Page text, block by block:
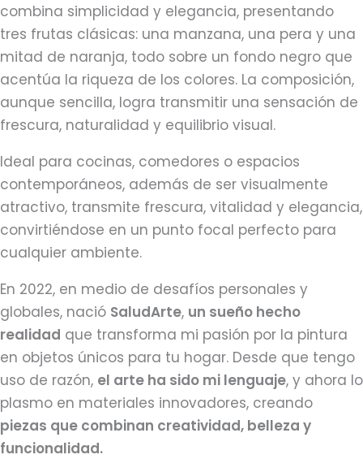
combina simplicidad y elegancia, presentando
tres frutas clásicas: una manzana, una pera y una
mitad de naranja, todo sobre un fondo negro que
acentúa la riqueza de los colores. La composición,
aunque sencilla, logra transmitir una sensación de
frescura, naturalidad y equilibrio visual.
Ideal para cocinas, comedores o espacios
contemporáneos, además de ser visualmente
atractivo, transmite frescura, vitalidad y elegancia,
convirtiéndose en un punto focal perfecto para
cualquier ambiente.
En 2022, en medio de desafíos personales y
globales, nació SaludArte, un sueño hecho
realidad que transforma mi pasión por la pintura
en objetos únicos para tu hogar. Desde que tengo
uso de razón, el arte ha sido mi lenguaje, y ahora lo
plasmo en materiales innovadores, creando
piezas que combinan creatividad, belleza y
funcionalidad.